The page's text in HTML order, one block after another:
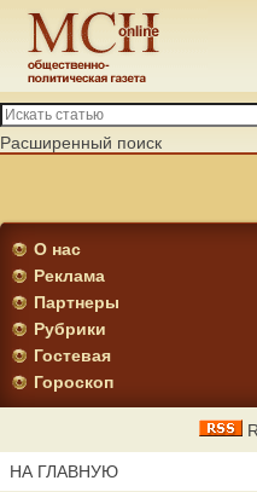
Расширенный поиск
О нас
Реклама
Партнеры
Рубрики
Гостевая
Гороскоп
НА ГЛАВНУЮ